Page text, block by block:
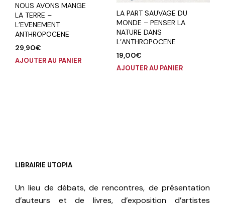
NOUS AVONS MANGE
LA TERRE –
L’EVENEMENT
ANTHROPOCENE
29,90€
AJOUTER AU PANIER
LA PART SAUVAGE DU
MONDE – PENSER LA
NATURE DANS
L’ANTHROPOCENE
19,00€
AJOUTER AU PANIER
LIBRAIRIE UTOPIA
Un lieu de débats, de rencontres, de présentation
d’auteurs et de livres, d’exposition d’artistes